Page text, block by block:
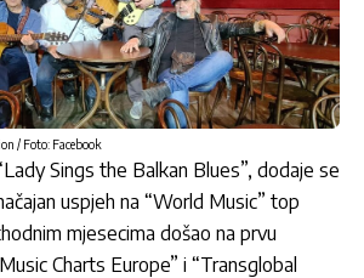
/ Foto: Facebook
Sings the Balkan Blues”, dodaje se
uspjeh na “World Music” top
mjesecima došao na prvu
Charts Europe” i “Transglobal